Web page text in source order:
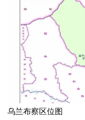
乌兰布察区位图